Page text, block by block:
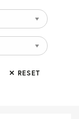
✕ RESET